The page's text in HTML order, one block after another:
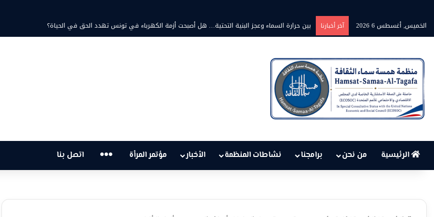
الخميس, أغسطس 6 2026
آخر أخبارنا بين حرارة السماء وعجز البنية التحتية… هل أصبحت أزمة الكهرباء في تونس تهدد الحق في الحياة؟
الرئيسية من نحن برامجنا نشاطات المنظمة الأخبار مؤتمر المرأة … اتصل بنا